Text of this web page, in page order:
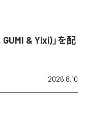
& Yixi)」を配
2026.8.10